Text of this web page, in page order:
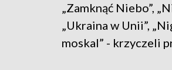
„Zamknąć Niebo”,
„Ukraina w Unii”,
moskal” - krzyczeli